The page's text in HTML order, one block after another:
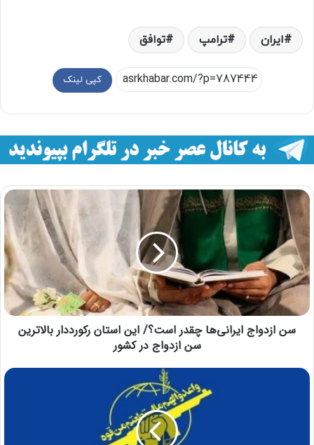
ایران ترامپ توافق
کپی لینک
سن ازدواج ایرانی‌ها چقدر است؟/ این استان رکورددار بالاترین
سن ازدواج در کشور